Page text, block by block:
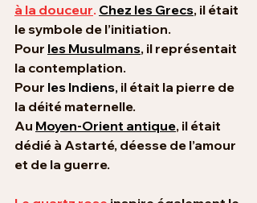
à la douceur. Chez les Grecs, il était
le symbole de l’initiation.
Pour les Musulmans, il représentait
la contemplation.
Pour les Indiens, il était la pierre de
la déité maternelle.
Au Moyen-Orient antique, il était
dédié à Astarté, déesse de l’amour
et de la guerre.